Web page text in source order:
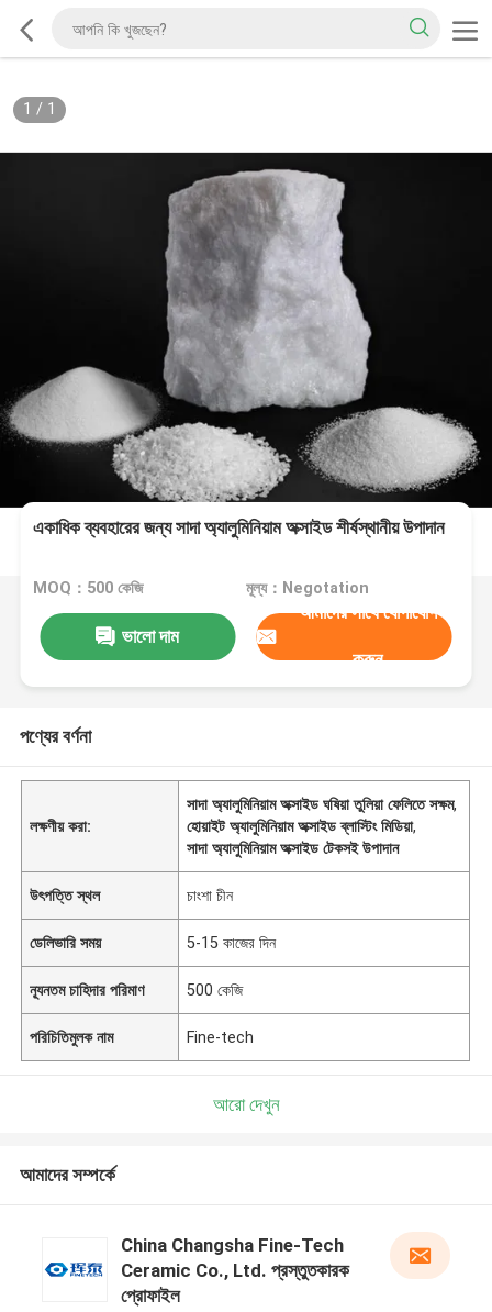
1 / 1
একাধিক ব্যবহারের জন্য সাদা অ্যালুমিনিয়াম অক্সাইড শীর্ষস্থানীয় উপাদান
MOQ：500 কেজি মূল্য：Negotation
ভালো দাম
আমাদের সাথে যোগাযোগ
করুন
পণ্যের বর্ণনা
লক্ষণীয় করা:
সাদা অ্যালুমিনিয়াম অক্সাইড ঘষিয়া তুলিয়া ফেলিতে সক্ষম,
হোয়াইট অ্যালুমিনিয়াম অক্সাইড ব্লাস্টিং মিডিয়া,
সাদা অ্যালুমিনিয়াম অক্সাইড টেকসই উপাদান
উৎপত্তি স্থল চাংশা চীন
ডেলিভারি সময় 5-15 কাজের দিন
ন্যূনতম চাহিদার পরিমাণ 500 কেজি
পরিচিতিমুলক নাম Fine-tech
আরো দেখুন
আমাদের সম্পর্কে
China Changsha Fine-Tech
Ceramic Co., Ltd. প্রস্তুতকারক
প্রোফাইল